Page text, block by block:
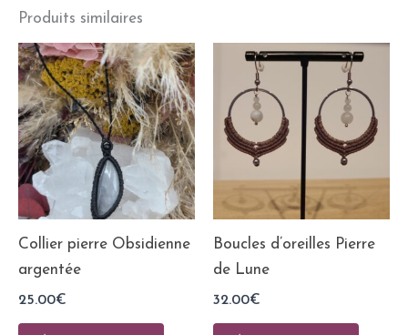
Produits similaires
Collier pierre Obsidienne
argentée
25.00€
Boucles d’oreilles Pierre
de Lune
32.00€